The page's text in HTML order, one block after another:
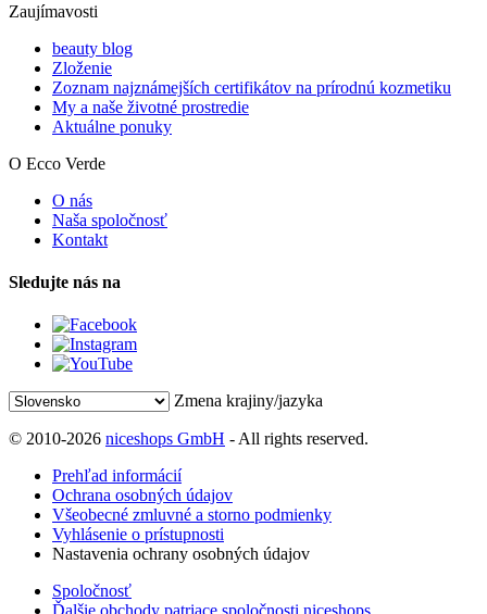
Zaujímavosti
beauty blog
Zloženie
Zoznam najznámejších certifikátov na prírodnú kozmetiku
My a naše životné prostredie
Aktuálne ponuky
O Ecco Verde
O nás
Naša spoločnosť
Kontakt
Sledujte nás na
Zmena krajiny/jazyka
© 2010-2026 niceshops GmbH - All rights reserved.
Prehľad informácií
Ochrana osobných údajov
Všeobecné zmluvné a storno podmienky
Vyhlásenie o prístupnosti
Nastavenia ochrany osobných údajov
Spoločnosť